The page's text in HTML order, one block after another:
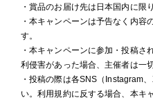
・賞品のお届け先は日本国内に限
・本キャンペーンは予告なく内容
す。
・本キャンペーンに参加・投稿さ
利侵害があった場合、主催者は一
・投稿の際は各SNS（Instagram
い。利用規約に反する場合、本キ